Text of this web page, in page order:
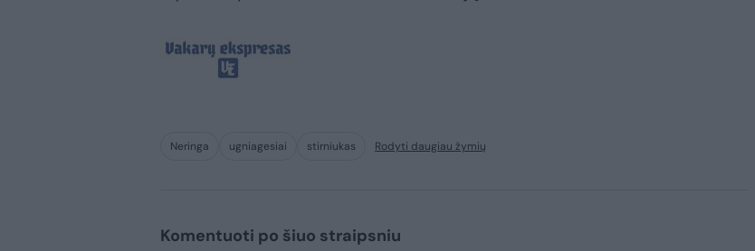
Neringa ugniagesiai stirniukas Rodyti daugiau žymių
Komentuoti po šiuo straipsniu